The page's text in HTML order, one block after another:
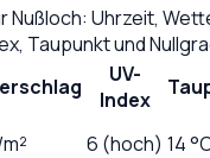
Nußloch: Uhrzeit,
Taupunkt und
UV-
Index
6 (hoch) 14